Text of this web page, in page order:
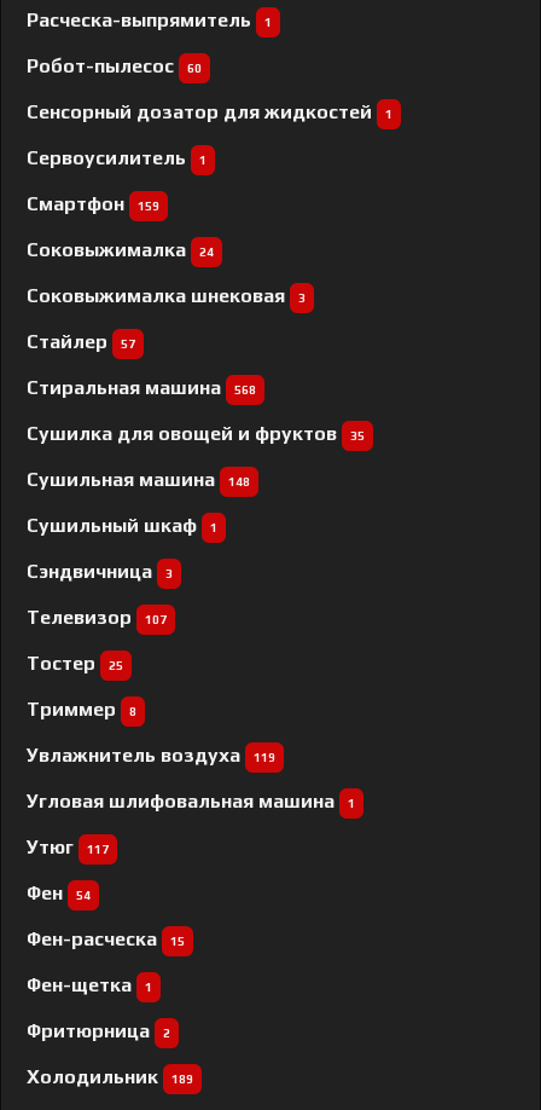
Расческа-выпрямитель 1
Робот-пылесос 60
Сенсорный дозатор для жидкостей 1
Сервоусилитель 1
Смартфон 159
Соковыжималка 24
Соковыжималка шнековая 3
Стайлер 57
Стиральная машина 568
Сушилка для овощей и фруктов 35
Сушильная машина 148
Сушильный шкаф 1
Сэндвичница 3
Телевизор 107
Тостер 25
Триммер 8
Увлажнитель воздуха 119
Угловая шлифовальная машина 1
Утюг 117
Фен 54
Фен-расческа 15
Фен-щетка 1
Фритюрница 2
Холодильник 189